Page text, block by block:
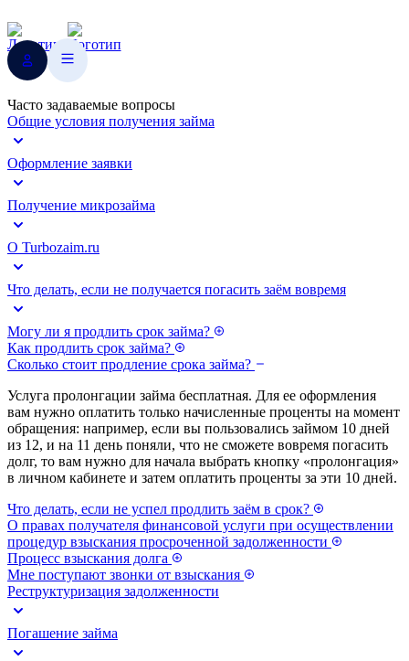
Часто задаваемые вопросы
Общие условия получения займа
Оформление заявки
Получение микрозайма
О Turbozaim.ru
Что делать, если не получается погасить заём вовремя
Могу ли я продлить срок займа?
Как продлить срок займа?
Сколько стоит продление срока займа?
Услуга пролонгации займа бесплатная. Для ее оформления
вам нужно оплатить только начисленные проценты на момент
обращения: например, если вы пользовались займом 10 дней
из 12, и на 11 день поняли, что не сможете вовремя погасить
долг, то вам нужно для начала выбрать кнопку «пролонгация»
в личном кабинете и затем оплатить проценты за эти 10 дней.
Что делать, если не успел продлить заём в срок?
О правах получателя финансовой услуги при осуществлении
процедур взыскания просроченной задолженности
Процесс взыскания долга
Мне поступают звонки от взыскания
Реструктуризация задолженности
Погашение займа